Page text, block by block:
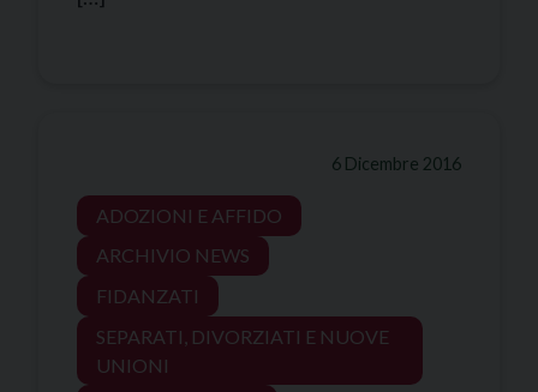
6 Dicembre 2016
ADOZIONI E AFFIDO
ARCHIVIO NEWS
FIDANZATI
SEPARATI, DIVORZIATI E NUOVE
UNIONI